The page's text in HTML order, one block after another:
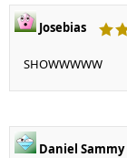
Josebias
SHOWWWWW
Daniel Sammy